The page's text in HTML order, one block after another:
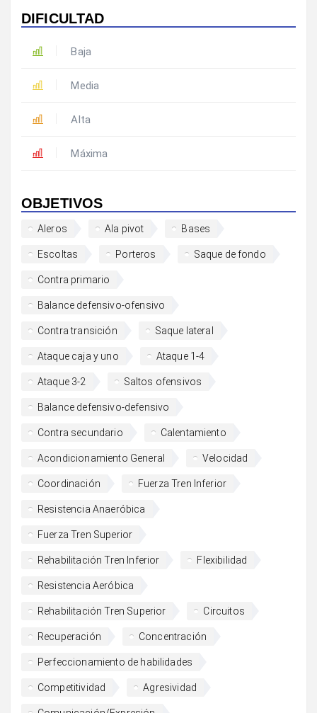
DIFICULTAD
Baja
Media
Alta
Máxima
OBJETIVOS
Aleros Ala pivot Bases
Escoltas Porteros Saque de fondo
Contra primario
Balance defensivo-ofensivo
Contra transición Saque lateral
Ataque caja y uno Ataque 1-4
Ataque 3-2 Saltos ofensivos
Balance defensivo-defensivo
Contra secundario Calentamiento
Acondicionamiento General Velocidad
Coordinación Fuerza Tren Inferior
Resistencia Anaeróbica
Fuerza Tren Superior
Rehabilitación Tren Inferior Flexibilidad
Resistencia Aeróbica
Rehabilitación Tren Superior Circuitos
Recuperación Concentración
Perfeccionamiento de habilidades
Competitividad Agresividad